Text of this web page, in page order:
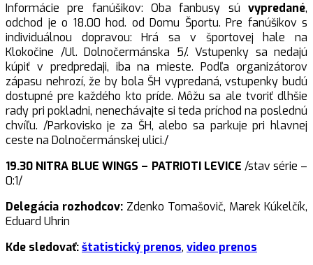
Informácie pre fanúšikov: Oba fanbusy sú vypredané,
odchod je o 18.00 hod. od Domu Športu. Pre fanúšikov s
individuálnou dopravou: Hrá sa v športovej hale na
Klokočine /Ul. Dolnočermánska 5/. Vstupenky sa nedajú
kúpiť v predpredaji, iba na mieste. Podľa organizátorov
zápasu nehrozí, že by bola ŠH vypredaná, vstupenky budú
dostupné pre každého kto príde. Môžu sa ale tvoriť dlhšie
rady pri pokladni, nenechávajte si teda príchod na poslednú
chvíľu. /Parkovisko je za ŠH, alebo sa parkuje pri hlavnej
ceste na Dolnočermánskej ulici./
19.30 NITRA BLUE WINGS – PATRIOTI LEVICE /stav série –
0:1/
Delegácia rozhodcov: Zdenko Tomašovič, Marek Kúkelčík,
Eduard Uhrin
Kde sledovať:štatistický prenos, video prenos